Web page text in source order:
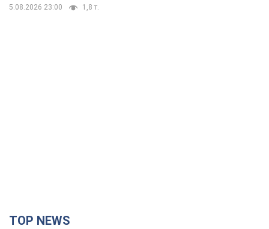
5.08.2026 23:00 1,8 т.
TOP NEWS